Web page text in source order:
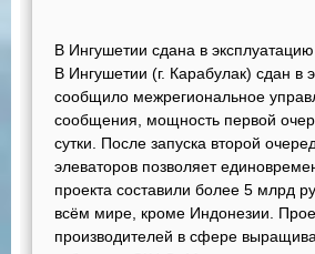
В Ингушетии сдана в
В Ингушетии (г. Карабулак) сдан
сообщило межрегиональное
сообщения, мощность первой
сутки. После запуска второй
элеваторов позволяет
проекта составили более 5 млрд
всём мире, кроме Индонезии.
производителей в сфере